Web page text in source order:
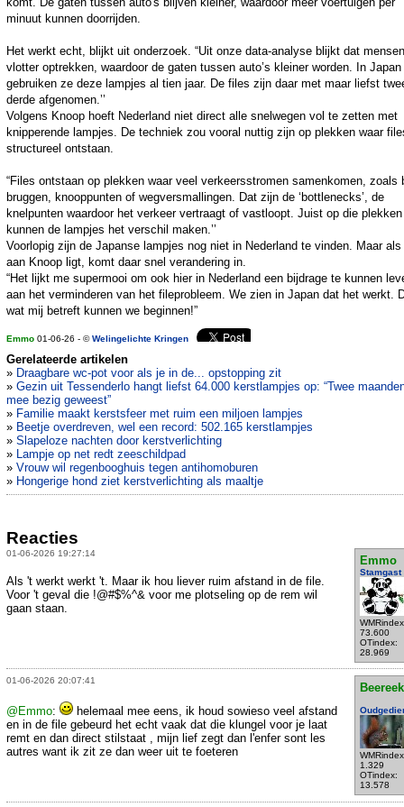
minuut kunnen doorrijden.
Het werkt echt, blijkt uit onderzoek. “Uit onze data-analyse blijkt dat mensen
vlotter optrekken, waardoor de gaten tussen auto’s kleiner worden. In Japan
gebruiken ze deze lampjes al tien jaar. De files zijn daar met maar liefst
derde afgenomen.’’
Volgens Knoop hoeft Nederland niet direct alle snelwegen vol te zetten met
knipperende lampjes. De techniek zou vooral nuttig zijn op plekken waar
structureel ontstaan.
“Files ontstaan op plekken waar veel verkeersstromen samenkomen, zoals
bruggen, knooppunten of wegversmallingen. Dat zijn de ‘bottlenecks’, de
knelpunten waardoor het verkeer vertraagt of vastloopt. Juist op die plekken
kunnen de lampjes het verschil maken.’’
Voorlopig zijn de Japanse lampjes nog niet in Nederland te vinden. Maar als
aan Knoop ligt, komt daar snel verandering in.
“Het lijkt me supermooi om ook hier in Nederland een bijdrage te kunnen
aan het verminderen van het fileprobleem. We zien in Japan dat het werkt.
wat mij betreft kunnen we beginnen!”
Emmo 01-06-26 - ©Welingelichte Kringen
Gerelateerde artikelen
» Draagbare wc-pot voor als je in de... opstopping zit
» Gezin uit Tessenderlo hangt liefst 64.000 kerstlampjes op: “Twee
mee bezig geweest”
» Familie maakt kerstsfeer met ruim een miljoen lampjes
» Beetje overdreven, wel een record: 502.165 kerstlampjes
» Slapeloze nachten door kerstverlichting
» Lampje op net redt zeeschildpad
» Vrouw wil regenbooghuis tegen antihomoburen
» Hongerige hond ziet kerstverlichting als maaltje
Reacties
01-06-2026 19:27:14
Emmo
Stamgast
73.600
OTindex:
28.969
Als 't werkt werkt 't. Maar ik hou liever ruim afstand in de file.
Voor 't geval die !@#$%^& voor me plotseling op de rem wil
gaan staan.
01-06-2026 20:07:41
1.329
OTindex:
13.578
@Emmo:
helemaal mee eens, ik houd sowieso veel afstand
en in de file gebeurd het echt vaak dat die klungel voor je laat
remt en dan direct stilstaat , mijn lief zegt dan l'enfer sont les
autres want ik zit ze dan weer uit te foeteren